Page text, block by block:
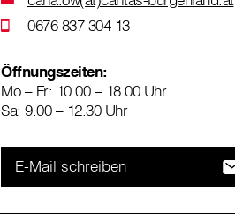
0676 837 304 13
Öffnungszeiten:
Mo – Fr: 10.00 – 18.00 Uhr
Sa: 9.00 – 12.30 Uhr
E-Mail schreiben